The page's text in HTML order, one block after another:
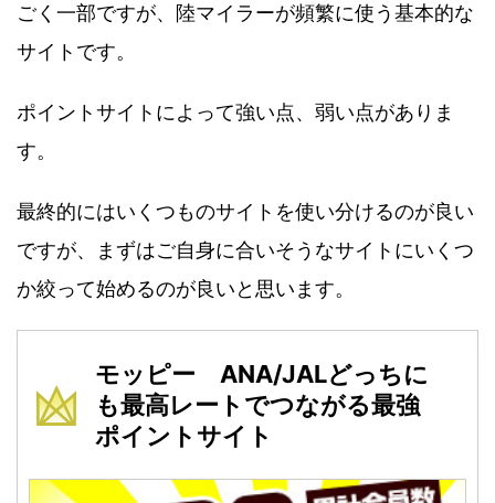
ごく一部ですが、陸マイラーが頻繁に使う基本的な
サイトです。
ポイントサイトによって強い点、弱い点がありま
す。
最終的にはいくつものサイトを使い分けるのが良い
ですが、まずはご自身に合いそうなサイトにいくつ
か絞って始めるのが良いと思います。
モッピー ANA/JALどっちに
も最高レートでつながる最強
ポイントサイト